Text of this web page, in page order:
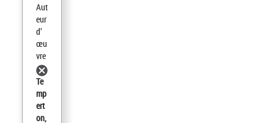
Aut
eur
d’
œu
vre
Te
mp
ert
on,